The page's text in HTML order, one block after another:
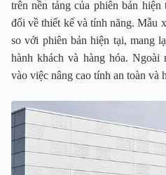
trên nền tảng của phiên bản
đổi về thiết kế và tính năng. Mẫu
so với phiên bản hiện tại, mang
hành khách và hàng hóa. Ngoài
vào việc nâng cao tính an toàn và